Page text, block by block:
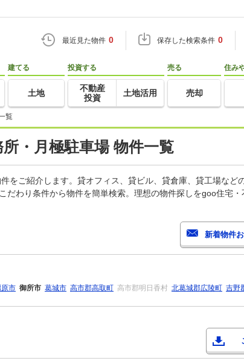
最近見た物件 0 保存した検索条件 0
建てる
土地
投資する
不動産
投資
土地活用
売る
売却
住み
覧
・月極駐車場 物件一覧
をご紹介します。貸オフィス、貸ビル、貸倉庫、貸工場など
わり条件から物件を簡単検索。理想の物件探しをgoo住宅・
市 御所市 葛城市 高市郡高取町 高市郡明日香村 北葛城郡広陵町 吉野